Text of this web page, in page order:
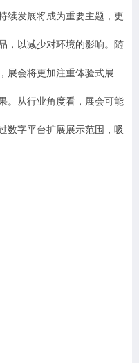
续发展将成为重要主题，更
，以减少对环境的影响。随
展会将更加注重体验式展
。从行业角度看，展会可能
数字平台扩展展示范围，吸